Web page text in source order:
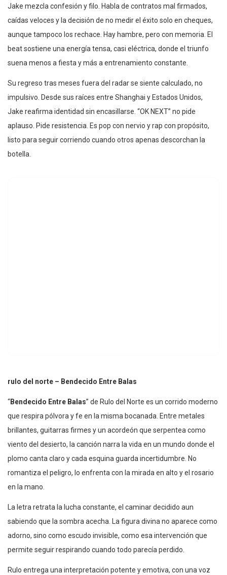
Jake mezcla confesión y filo. Habla de contratos mal firmados,
caídas veloces y la decisión de no medir el éxito solo en cheques,
aunque tampoco los rechace. Hay hambre, pero con memoria. El
beat sostiene una energía tensa, casi eléctrica, donde el triunfo
suena menos a fiesta y más a entrenamiento constante.
Su regreso tras meses fuera del radar se siente calculado, no
impulsivo. Desde sus raíces entre Shanghai y Estados Unidos,
Jake reafirma identidad sin encasillarse. “OK NEXT” no pide
aplauso. Pide resistencia. Es pop con nervio y rap con propósito,
listo para seguir corriendo cuando otros apenas descorchan la
botella.
rulo del norte – Bendecido Entre Balas
“Bendecido Entre Balas” de Rulo del Norte es un corrido moderno
que respira pólvora y fe en la misma bocanada. Entre metales
brillantes, guitarras firmes y un acordeón que serpentea como
viento del desierto, la canción narra la vida en un mundo donde el
plomo canta claro y cada esquina guarda incertidumbre. No
romantiza el peligro, lo enfrenta con la mirada en alto y el rosario
en la mano.
La letra retrata la lucha constante, el caminar decidido aun
sabiendo que la sombra acecha. La figura divina no aparece como
adorno, sino como escudo invisible, como esa intervención que
permite seguir respirando cuando todo parecía perdido.
Rulo entrega una interpretación potente y emotiva, con una voz